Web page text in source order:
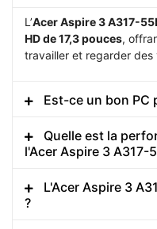
L’Acer Aspire 3 A317-
HD de 17,3 pouces,
travailler et regarder des
Est-ce un bon PC
Quelle est la
l'Acer Aspire 3 A317-
L'Acer Aspire 3
?